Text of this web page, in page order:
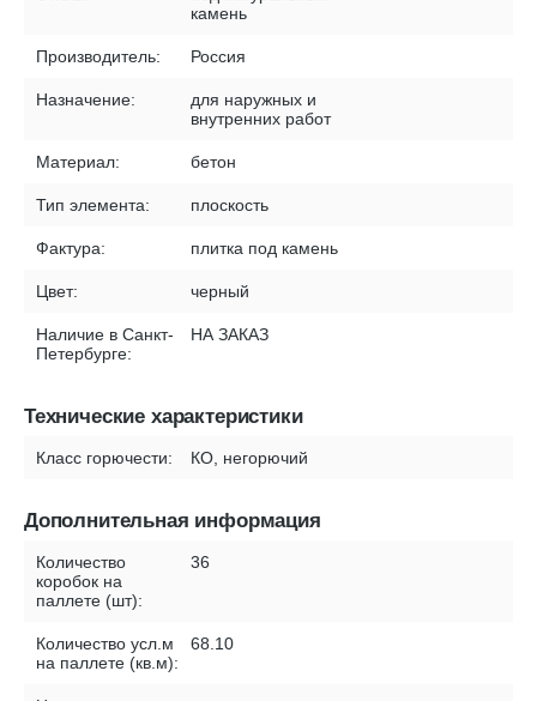
камень
Производитель: Россия
Назначение:
для наружных и
внутренних работ
Материал: бетон
Тип элемента: плоскость
Фактура: плитка под камень
Цвет: черный
Наличие в Санкт-
Петербурге:
НА ЗАКАЗ
Технические характеристики
Класс горючести: КО, негорючий
Дополнительная информация
Количество
коробок на
паллете (шт):
36
Количество усл.м
на паллете (кв.м):
68.10